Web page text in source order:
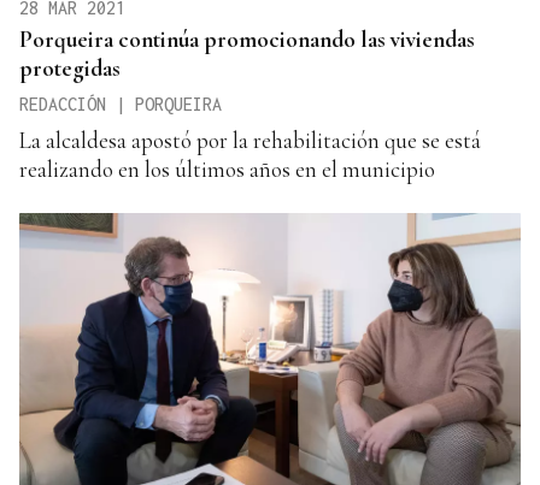
28 MAR 2021
Porqueira continúa promocionando las viviendas
protegidas
REDACCIÓN | PORQUEIRA
La alcaldesa apostó por la rehabilitación que se está
realizando en los últimos años en el municipio